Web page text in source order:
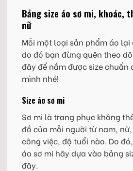
Bảng size áo sơ mi, khoác,
nữ
Mỗi một loại sản phẩm áo lại
do đó bạn đừng quên theo
đây để nắm được size chuẩn
mình nhé!
Size áo sơ mi
Sơ mi là trang phục không
đồ của mỗi người từ nam,
công việc, độ tuổi nào. Do
áo sơ mi hãy dựa vào bảng
đây.